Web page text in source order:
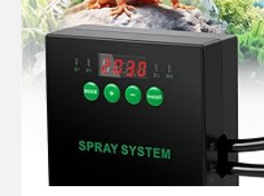
AUTOMATISCHES
REPTILIEN-
SPRÜHSYSTEM
MIT
STEUERU…